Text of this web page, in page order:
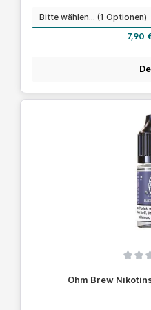
Nikotinstärke
7,90
Ohm Brew